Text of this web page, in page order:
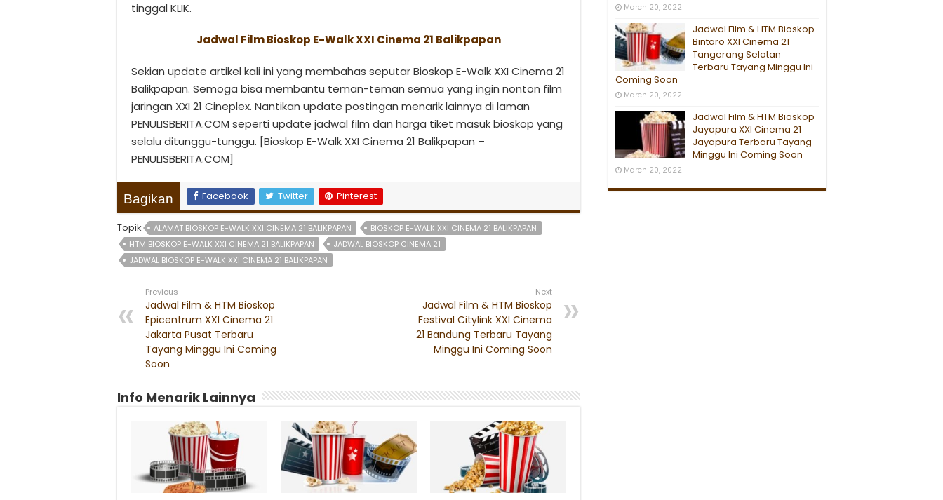
tinggal KLIK.
Jadwal Film Bioskop E-Walk XXI Cinema 21 Balikpapan
Sekian update artikel kali ini yang membahas seputar Bioskop E-Walk XXI Cinema 21
Balikpapan. Semoga bisa membantu teman-teman semua yang ingin nonton film
jaringan XXI 21 Cineplex. Nantikan update postingan menarik lainnya di laman
PENULISBERITA.COM seperti update jadwal film dan harga tiket masuk bioskop yang
selalu ditunggu-tunggu. [Bioskop E-Walk XXI Cinema 21 Balikpapan –
PENULISBERITA.COM]
Bagikan Facebook Twitter Pinterest
Topik ALAMAT BIOSKOP E-WALK XXI CINEMA 21 BALIKPAPAN
BIOSKOP E-WALK XXI CINEMA 21 BALIKPAPAN
HTM BIOSKOP E-WALK XXI CINEMA 21 BALIKPAPAN
JADWAL BIOSKOP CINEMA 21
JADWAL BIOSKOP E-WALK XXI CINEMA 21 BALIKPAPAN
Previous
Jadwal Film & HTM Bioskop
Epicentrum XXI Cinema 21
Jakarta Pusat Terbaru
Tayang Minggu Ini Coming
Soon
Next
Jadwal Film & HTM Bioskop
Festival Citylink XXI Cinema
21 Bandung Terbaru Tayang
Minggu Ini Coming Soon
Info Menarik Lainnya
March 20, 2022
Jadwal Film & HTM Bioskop
Bintaro XXI Cinema 21
Tangerang Selatan
Terbaru Tayang Minggu Ini
Coming Soon
March 20, 2022
Jadwal Film & HTM Bioskop
Jayapura XXI Cinema 21
Jayapura Terbaru Tayang
Minggu Ini Coming Soon
March 20, 2022